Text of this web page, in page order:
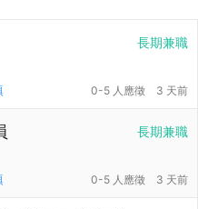
長期兼職
0-5 人應徵 3 天前
長期兼職
0-5 人應徵 3 天前